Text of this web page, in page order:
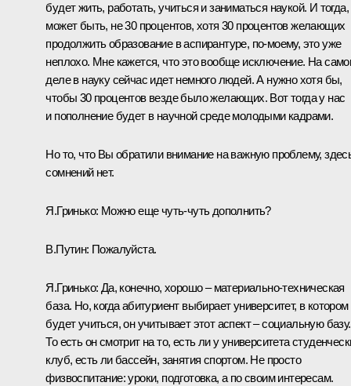
будет жить, работать, учиться и заниматься наукой. И тогда,
может быть, не 30 процентов, хотя 30 процентов желающих
продолжить образование в аспирантуре, по‑моему, это уже
неплохо. Мне кажется, что это вообще исключение. На
деле в науку сейчас идет немного людей. А нужно хотя бы,
чтобы 30 процентов везде было желающих. Вот тогда у нас
и пополнение будет в научной среде молодыми кадрами.
Но то, что Вы обратили внимание на важную проблему,
сомнений нет.
Я.Гринько: Можно еще чуть-чуть дополнить?
В.Путин: Пожалуйста.
Я.Гринько: Да, конечно, хорошо – материально-техническая
база. Но, когда абитуриент выбирает университет, в котором
будет учиться, он учитывает этот аспект – социальную базу.
То есть он смотрит на то, есть ли у университета
клуб, есть ли бассейн, занятия спортом. Не просто
физвоспитание: уроки, подготовка, а по своим интересам.